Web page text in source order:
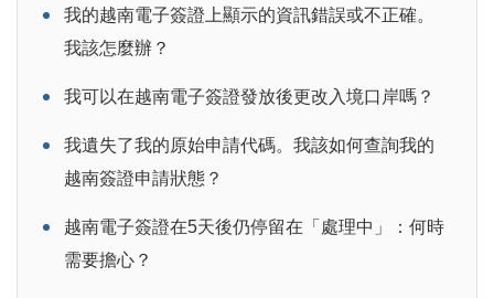
我的越南電子簽證上顯示的資訊錯誤或不正確。
我該怎麼辦？
我可以在越南電子簽證發放後更改入境口岸嗎？
我遺失了我的原始申請代碼。我該如何查詢我的
越南簽證申請狀態？
越南電子簽證在5天後仍停留在「處理中」：何時
需要擔心？